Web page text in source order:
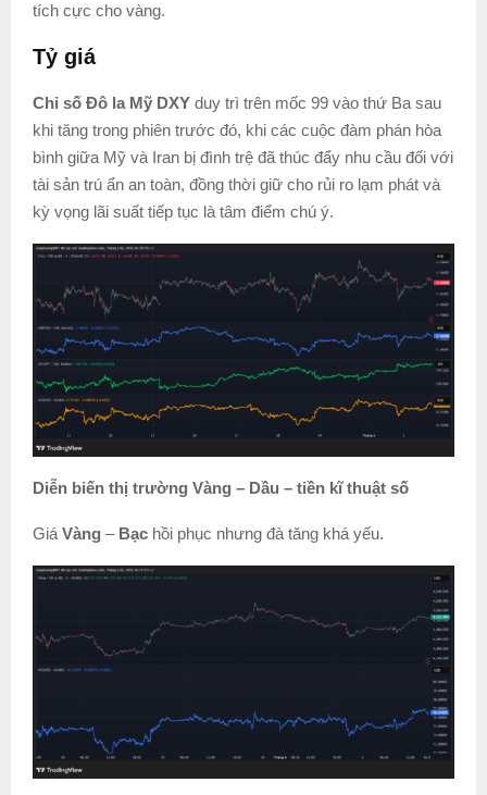
tích cực cho vàng.
Tỷ giá
Chỉ số Đô la Mỹ DXY duy trì trên mốc 99 vào thứ Ba sau
khi tăng trong phiên trước đó, khi các cuộc đàm phán hòa
bình giữa Mỹ và Iran bị đình trệ đã thúc đẩy nhu cầu đối với
tài sản trú ẩn an toàn, đồng thời giữ cho rủi ro lạm phát và
kỳ vọng lãi suất tiếp tục là tâm điểm chú ý.
Diễn biến thị trường Vàng – Dầu – tiền kĩ thuật số
Giá Vàng – Bạc hồi phục nhưng đà tăng khá yếu.